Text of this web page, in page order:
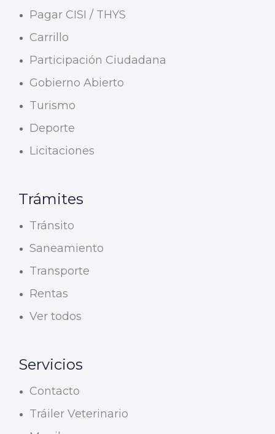
Pagar CISI / THYS
Carrillo
Participación Ciudadana
Gobierno Abierto
Turismo
Deporte
Licitaciones
Trámites
Tránsito
Saneamiento
Transporte
Rentas
Ver todos
Servicios
Contacto
Tráiler Veterinario